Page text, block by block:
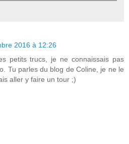
2016 à 12:26
petits trucs, je ne connaissais pas
Tu parles du blog de Coline, je ne le
aller y faire un tour ;)